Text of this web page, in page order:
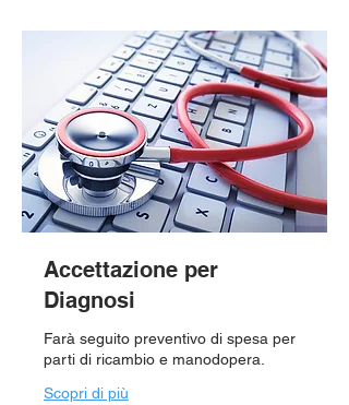
Accettazione per
Diagnosi
Farà seguito preventivo di spesa per
parti di ricambio e manodopera.
Scopri di più